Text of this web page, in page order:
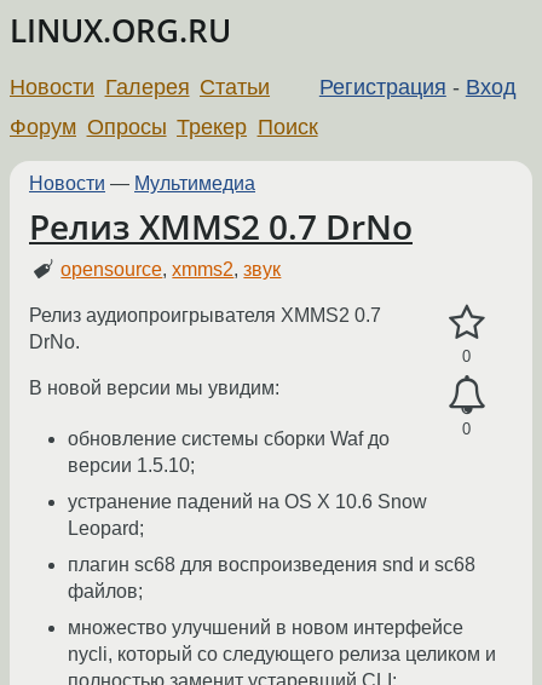
LINUX.ORG.RU
Регистрация - Вход
Новости Галерея Статьи
Форум Опросы Трекер Поиск
Новости — Мультимедиа
Релиз XMMS2 0.7 DrNo
opensource,xmms2,звук
0
0
Релиз аудиопроигрывателя XMMS2 0.7
DrNo.
В новой версии мы увидим:
обновление системы сборки Waf до
версии 1.5.10;
устранение падений на OS X 10.6 Snow
Leopard;
плагин sc68 для воспроизведения snd и sc68
файлов;
множество улучшений в новом интерфейсе
nycli, который со следующего релиза целиком и